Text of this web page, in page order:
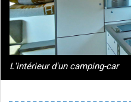
L'intérieur d'un camping-car